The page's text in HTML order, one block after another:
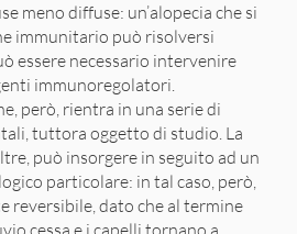
meno diffuse: un’alopecia che si
immunitario può risolversi
essere necessario intervenire
immunoregolatori.
però, rientra in una serie di
tuttora oggetto di studio. La
può insorgere in seguito ad un
particolare: in tal caso, però,
reversibile, dato che al termine
cessa e i capelli tornano a